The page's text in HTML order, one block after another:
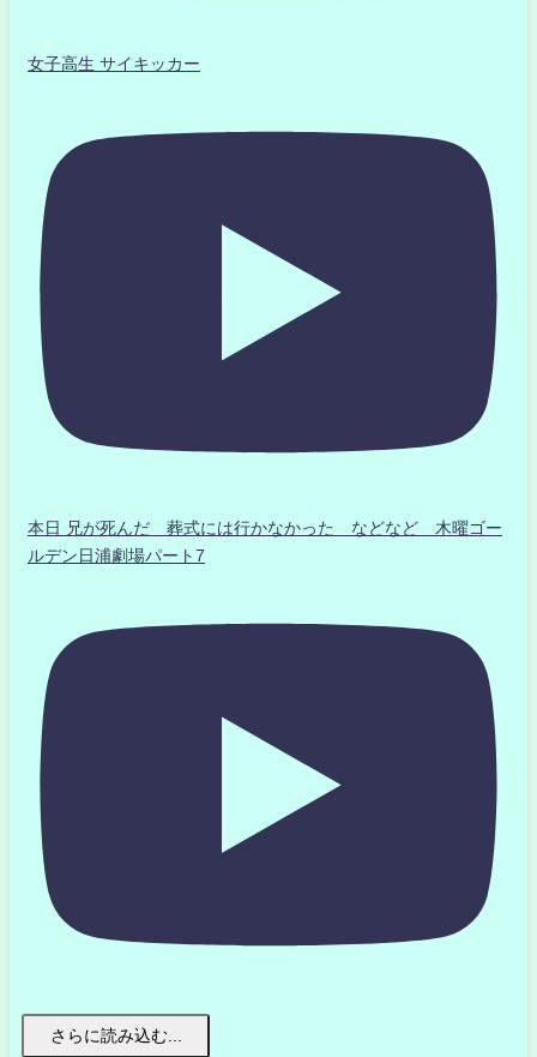
女子高生 サイキッカー
本日 兄が死んだ 葬式には行かなかった などなど 木曜ゴー
ルデン日浦劇場パート7
さらに読み込む...